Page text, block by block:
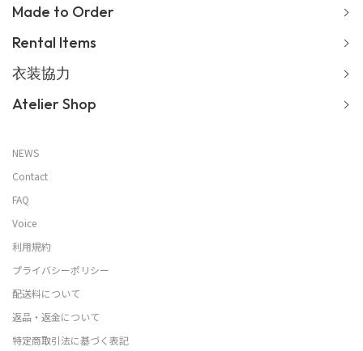
Made to Order
Rental Items
衣装協力
Atelier Shop
NEWS
Contact
FAQ
Voice
利用規約
プライバシーポリシー
配送料について
返品・返金について
特定商取引法に基づく表記